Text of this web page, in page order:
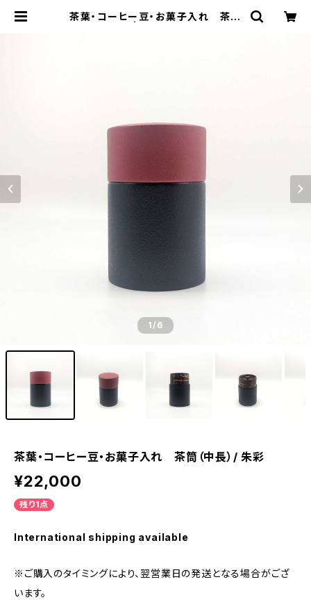
茶葉・コーヒー豆・お菓子入れ 茶筒
1/6
茶葉・コーヒー豆・お菓子入れ 茶筒（中長）/ 朱彩
¥22,000
残り1点
International shipping available
※ご購入のタイミングにより、翌営業日の発送となる場合がござ
います。